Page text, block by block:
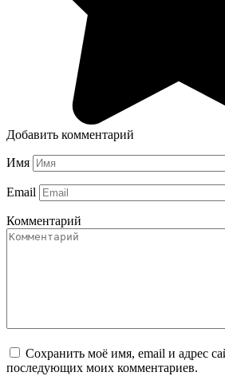
Добавить комментарий
Имя
Email
Комментарий
Сохранить моё имя, email и адрес
последующих моих комментариев.